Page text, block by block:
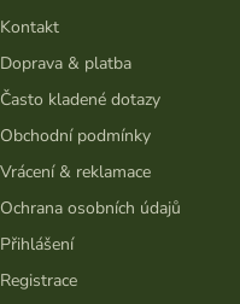
t
í
Kontakt
Doprava & platba
Často kladené dotazy
Obchodní podmínky
Vrácení & reklamace
Ochrana osobních údajů
Přihlášení
Registrace